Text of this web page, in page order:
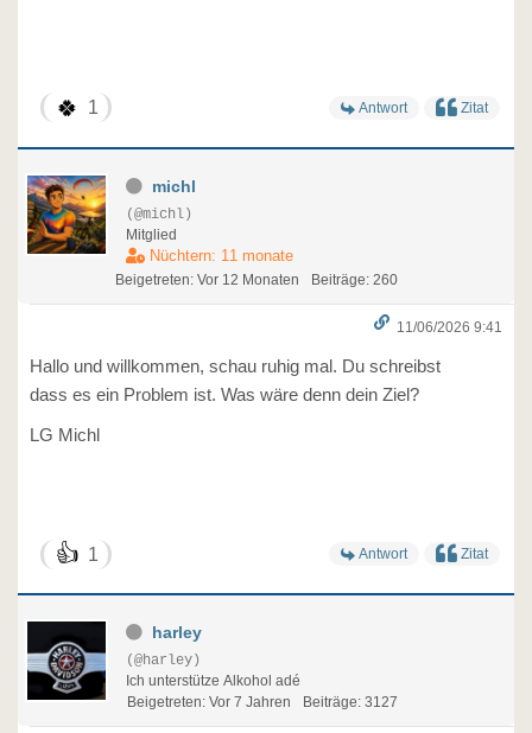
🍀 1 Antwort Zitat
michl
(@michl)
Mitglied
Nüchtern: 11 monate
Beigetreten: Vor 12 Monaten Beiträge: 260
11/06/2026 9:41
Hallo und willkommen, schau ruhig mal. Du schreibst
dass es ein Problem ist. Was wäre denn dein Ziel?
LG Michl
👍 1 Antwort Zitat
harley
(@harley)
Ich unterstütze Alkohol adé
Beigetreten: Vor 7 Jahren
Beiträge: 3127